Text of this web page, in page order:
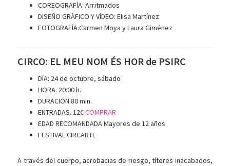
COREOGRAFÍA: Arritmados
DISEÑO GRÀFICO Y VÍDEO: Elisa Martínez
FOTOGRAFÍA:Carmen Moya y Laura Giménez
CIRCO: EL MEU NOM ÉS HOR de PSIRC
DÍA: 24 de octubre, sábado
HORA. 20:00 h.
DURACIÓN 80 min.
ENTRADAS. 12€COMPRAR
EDAD RECOMANDADA Mayores de 12 años
FESTIVAL CIRCARTE
A través del cuerpo, acrobacias de riesgo, títeres inacabados,